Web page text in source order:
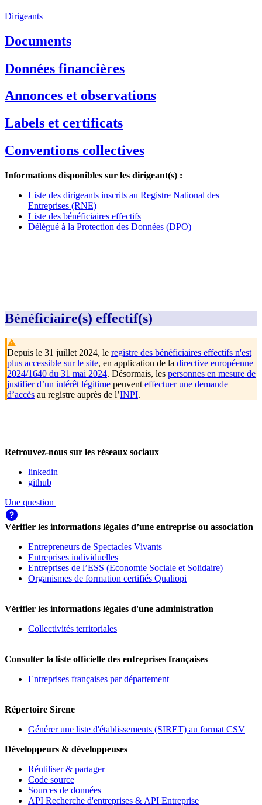
Dirigeants
Documents
Données financières
Annonces et observations
Labels et certificats
Conventions collectives
Informations disponibles sur les dirigeant(s) :
Liste des dirigeants inscrits au Registre National des
Entreprises (RNE)
Liste des bénéficiaires effectifs
Délégué à la Protection des Données (DPO)
Bénéficiaire(s) effectif(s)
Depuis le 31 juillet 2024, le registre des bénéficiaires effectifs n'est
plus accessible sur le site, en application de la directive européenne
2024/1640 du 31 mai 2024. Désormais, les personnes en mesure de
justifier d’un intérêt légitime peuvent effectuer une demande
d’accès au registre auprès de l’INPI.
Retrouvez-nous sur les réseaux sociaux
linkedin
github
Une question
Vérifier les informations légales d’une entreprise ou association
Entrepreneurs de Spectacles Vivants
Entreprises individuelles
Entreprises de l’ESS (Economie Sociale et Solidaire)
Organismes de formation certifiés Qualiopi
Vérifier les informations légales d'une administration
Collectivités territoriales
Consulter la liste officielle des entreprises françaises
Entreprises françaises par département
Répertoire Sirene
Générer une liste d'établissements (SIRET) au format CSV
Développeurs & développeuses
Réutiliser & partager
Code source
Sources de données
API Recherche d'entreprises & API Entreprise